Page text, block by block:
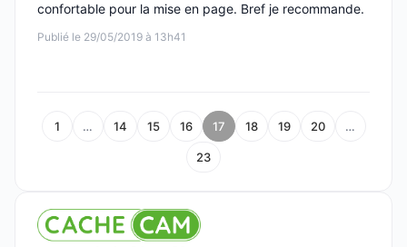
Publié le 29/05/2019 à 13h41
confortable pour la mise en page. Bref je recommande.
1 … 14 15 16 17 18 19 20 …
23